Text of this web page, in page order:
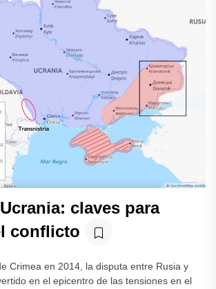
claves para
conflicto
Crimea en 2014, la disputa entre Rusia y
en el epicentro de las tensiones en el